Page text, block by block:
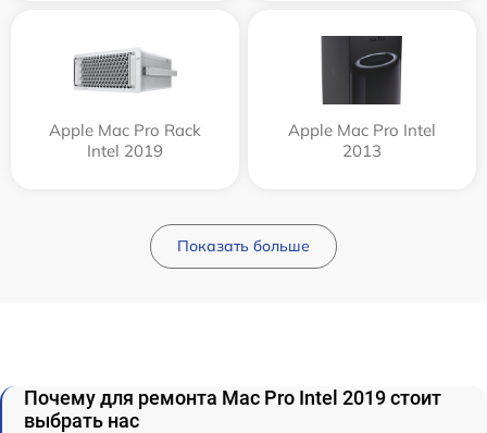
Apple Mac Pro Rack
Intel 2019
Apple Mac Pro Intel
2013
Показать больше
Почему для ремонта Mac Pro Intel 2019 стоит
выбрать нас